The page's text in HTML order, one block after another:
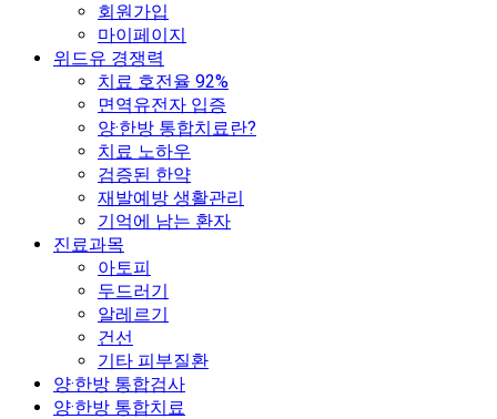
회원가입
마이페이지
위드유 경쟁력
치료 호전율 92%
면역유전자 입증
양·한방 통합치료란?
치료 노하우
검증된 한약
재발예방 생활관리
기억에 남는 환자
진료과목
아토피
두드러기
알레르기
건선
기타 피부질환
양·한방 통합검사
양·한방 통합치료